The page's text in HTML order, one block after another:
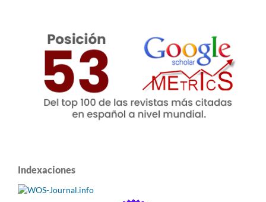
Indexaciones